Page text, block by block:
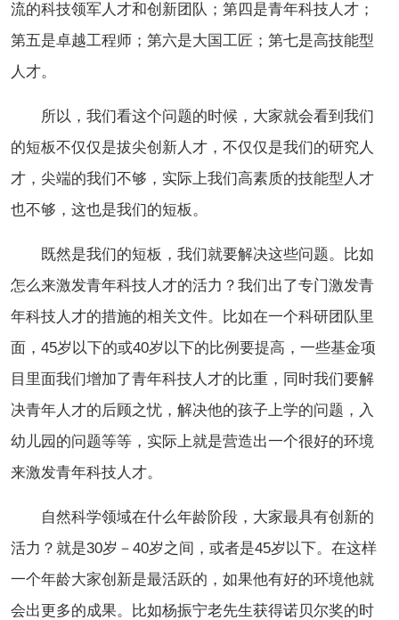
流的科技领军人才和创新团队；第四是青年科技人才；
第五是卓越工程师；第六是大国工匠；第七是高技能型
人才。
所以，我们看这个问题的时候，大家就会看到我们
的短板不仅仅是拔尖创新人才，不仅仅是我们的研究人
才，尖端的我们不够，实际上我们高素质的技能型人才
也不够，这也是我们的短板。
既然是我们的短板，我们就要解决这些问题。比如
怎么来激发青年科技人才的活力？我们出了专门激发青
年科技人才的措施的相关文件。比如在一个科研团队里
面，45岁以下的或40岁以下的比例要提高，一些基金项
目里面我们增加了青年科技人才的比重，同时我们要解
决青年人才的后顾之忧，解决他的孩子上学的问题，入
幼儿园的问题等等，实际上就是营造出一个很好的环境
来激发青年科技人才。
自然科学领域在什么年龄阶段，大家最具有创新的
活力？就是30岁－40岁之间，或者是45岁以下。在这样
一个年龄大家创新是最活跃的，如果他有好的环境他就
会出更多的成果。比如杨振宁老先生获得诺贝尔奖的时